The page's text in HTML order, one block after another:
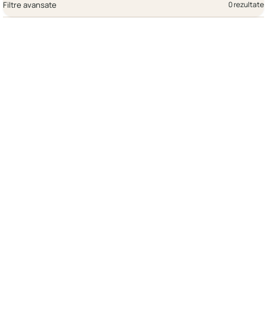
Filtre avansate 0 rezultate